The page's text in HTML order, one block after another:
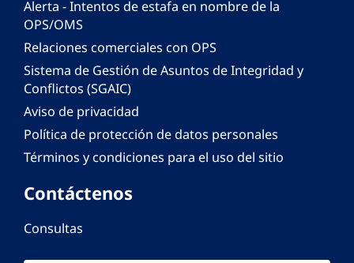
Alerta - Intentos de estafa en nombre de la
OPS/OMS
Relaciones comerciales con OPS
Sistema de Gestión de Asuntos de Integridad y
Conflictos (SGAIC)
Aviso de privacidad
Política de protección de datos personales
Términos y condiciones para el uso del sitio
Contáctenos
Consultas